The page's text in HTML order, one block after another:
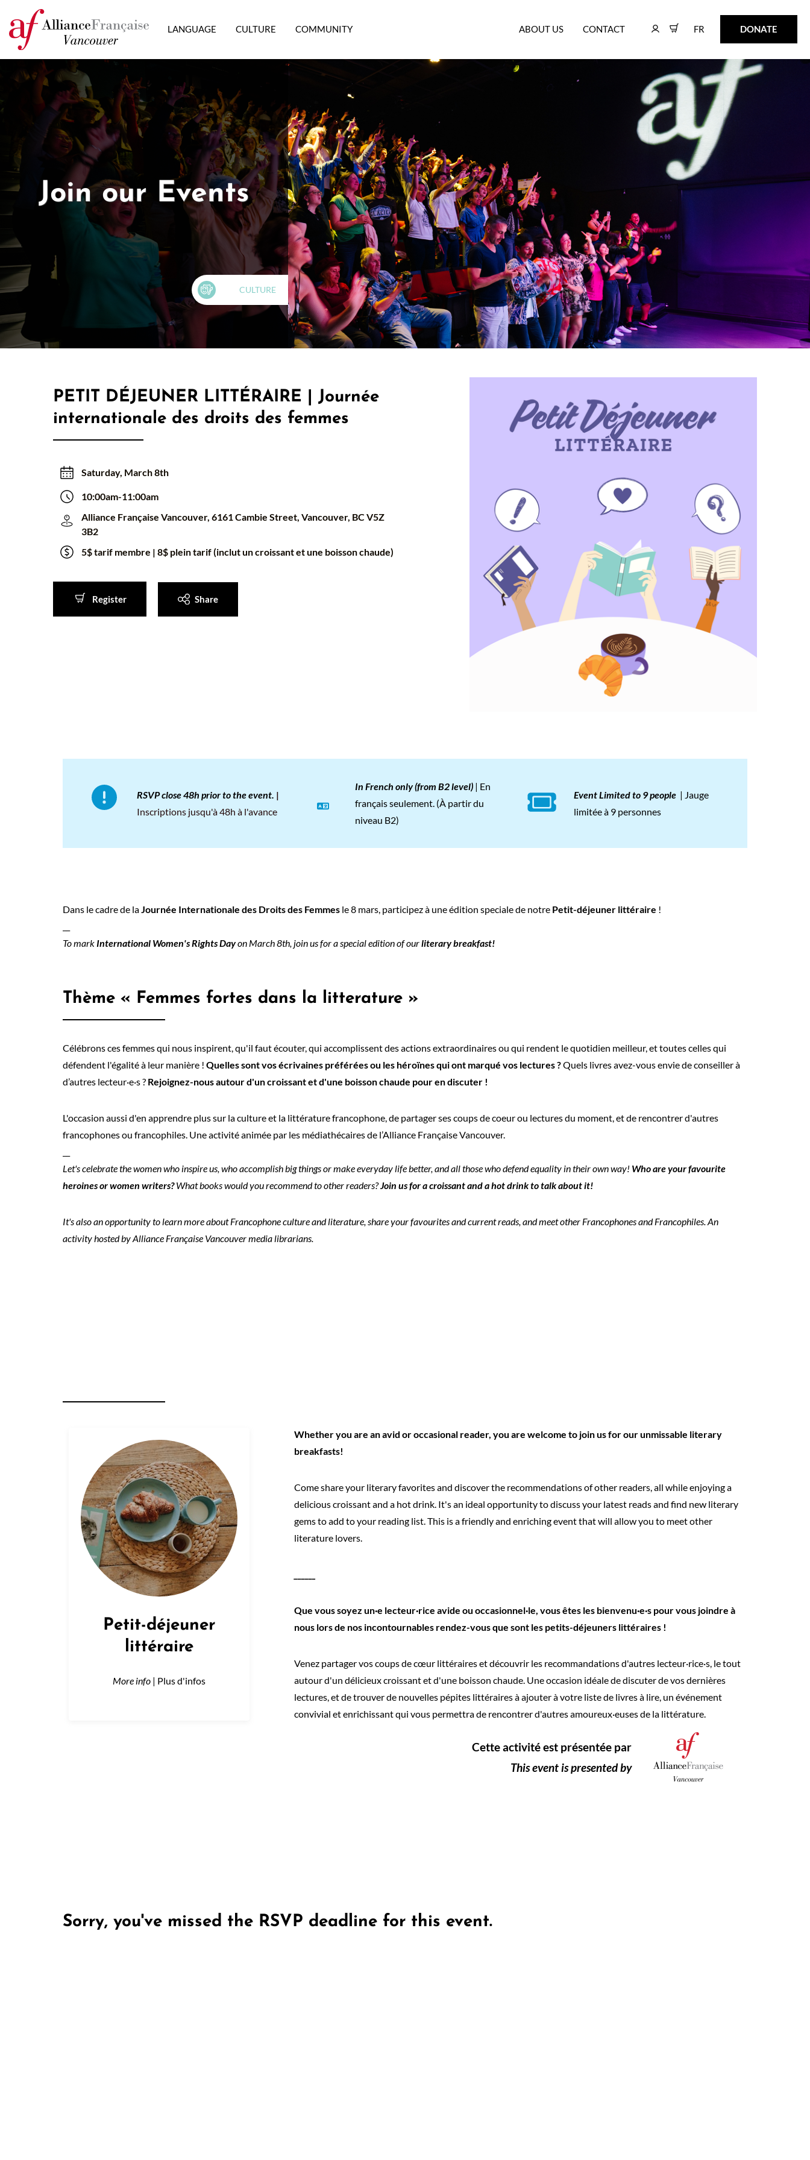
LANGUAGE CULTURE COMMUNITY ABOUT US CONTACT FR
FR DONATE
DONATE
Join our Events
CULTURE
PETIT DÉJEUNER LITTÉRAIRE | Journée
internationale des droits des femmes
Saturday, March 8th
10:00am-11:00am
Alliance Française Vancouver, 6161 Cambie Street, Vancouver, BC V5Z
3B2
5$ tarif membre | 8$ plein tarif (inclut un croissant et une boisson chaude)
Register
Register
Share
RSVP close 48h prior to the event. |
Inscriptions jusqu'à 48h à l'avance
In Frenchonly(from B2 level) | En
français seulement. (À partir du
niveau B2)
Event Limited to 9 people | Jauge
limitéeà 9 personnes
Dans le cadre de la Journée Internationale des Droits des Femmes le 8 mars, participez à une édition speciale de notre Petit-déjeuner littéraire !
To mark International Women's Rights Dayon March 8th, join us for a special edition of ourliterary breakfast!
Thème « Femmes fortes dans la litterature »
Célébrons ces femmes qui nous inspirent, qu'il faut écouter, qui accomplissent des actions extraordinaires ou qui rendent le quotidien meilleur, et toutes celles qui
défendent l'égalité à leur manière ! Quelles sont vos écrivaines préférées ou les héroïnes qui ont marqué vos lectures ?Quels livres avez-vous envie de conseiller à
d’autres lecteur·e·s ? Rejoignez-nous autour d'un croissant et d'une boisson chaude pour en discuter !
L'occasion aussi d'en apprendre plus sur la culture et la littérature francophone, de partager ses coups de coeur ou lectures du moment, et de rencontrer d'autres
francophones ou francophiles. Une activité animée par les médiathécaires de l’Alliance Française Vancouver.
Let's celebrate the women who inspire us, who accomplish big things or make everyday life better, and all those who defend equality in their own way! Who are your favourite
heroines or women writers?What books would you recommend to other readers? Join us for a croissant and a hot drink to talk about it!
It's also an opportunity to learn more about Francophone culture and literature, share your favourites and current reads, and meet other Francophones and Francophiles. An
activity hosted by Alliance Française Vancouver media librarians.
Petit-déjeuner
littéraire
More info | Plus d'infos
Whether you are an avid or occasional reader, you are welcome to join us for our unmissable literary
breakfasts!
Come share your literary favorites and discover the recommendations of other readers, all while enjoying a
delicious croissant and a hot drink. It's an ideal opportunity to discuss your latest reads and find new literary
gems to add to your reading list. This is a friendly and enriching event that will allow you to meet other
literature lovers.
Que vous soyez un·e lecteur·rice avide ou occasionnel·le, vous êtes les bienvenu·e·s pour vous joindre à
nous lors de nos incontournables rendez-vous que sont les petits-déjeuners littéraires !
Venez partager vos coups de cœur littéraires et découvrir les recommandations d'autres lecteur·rice·s, le tout
autour d'un délicieux croissant et d'une boisson chaude. Une occasion idéale de discuter de vos dernières
lectures, et de trouver de nouvelles pépites littéraires à ajouter à votre liste de livres à lire, un événement
convivial et enrichissant qui vous permettra de rencontrer d'autres amoureux·euses de la littérature.
Cette activité est présentée par
This event is presented by
Sorry, you've missed the RSVP deadline for this event.